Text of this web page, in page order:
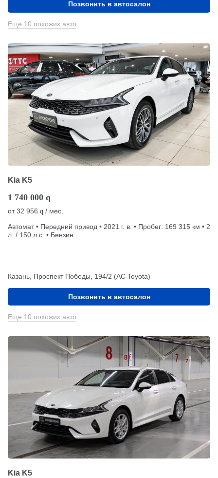
Позвонить в автосалон
Еще 10 похожих авто
Kia K5
1 740 000 q
от32 956 q / мес.
Автомат • Передний привод • 2021 г. в. • Пробег: 169 315 км • 2
л. / 150 л.с. • Бензин
Казань, Проспект Победы, 194/2 (АС Toyota)
Позвонить в автосалон
Еще 10 похожих авто
Kia K5